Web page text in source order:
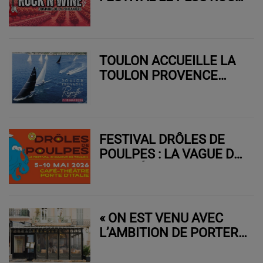
DES VIGNES !
TOULON ACCUEILLE LA
TOULON PROVENCE
GRATUITES
FESTIVAL DRÔLES DE
POULPES : LA VAGUE DE
« ON EST VENU AVEC
L’AMBITION DE PORTER